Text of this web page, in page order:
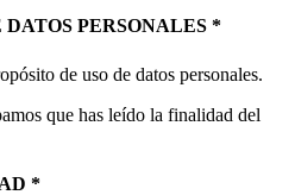
PERSONALES *
de uso de datos personales.
que has leído la finalidad del
*